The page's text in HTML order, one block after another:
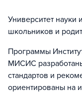
Университет
школьников и
Программы
МИСИС
стандартов и
ориентированы на